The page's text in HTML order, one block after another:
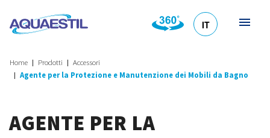
IT
Home Prodotti
Accessori
Agente per la Protezione e Manutenzione dei Mobili da Bagno
AGENTE PER LA